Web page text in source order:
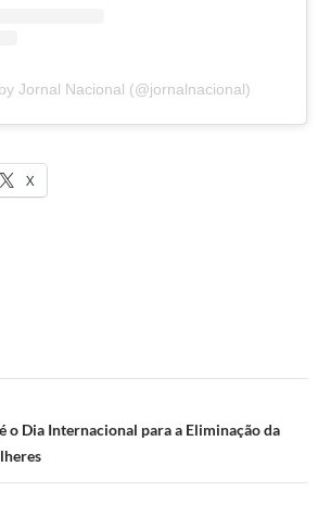
Jornal Nacional (@jornalnacional)
X
o Dia Internacional para a Eliminação da